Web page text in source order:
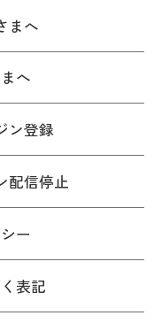
まへ
へ
ン登録
配信停止
ー
表記